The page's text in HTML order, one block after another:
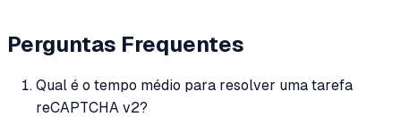
Perguntas Frequentes
Qual é o tempo médio para resolver uma tarefa
reCAPTCHA v2?